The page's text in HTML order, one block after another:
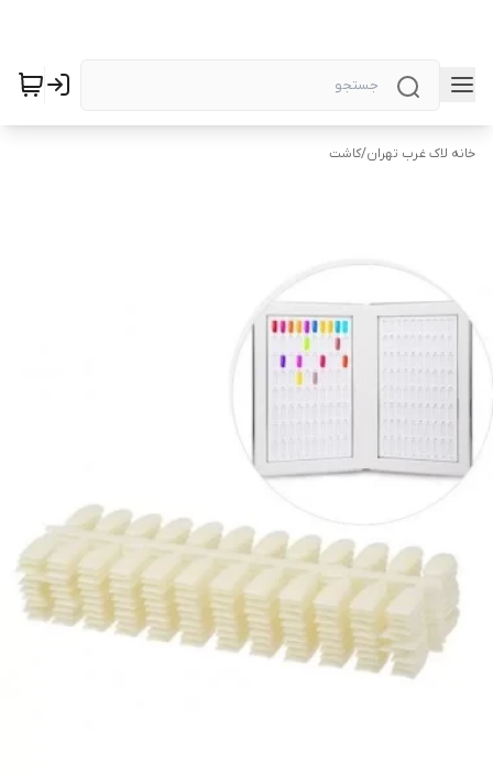
خانه لاک غرب تهران/کاشت